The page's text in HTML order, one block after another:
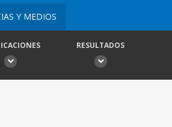
Y MEDIOS
RESULTADOS